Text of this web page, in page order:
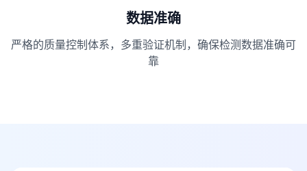
数据准确
严格的质量控制体系，多重验证机制，确保检测数据准确可
靠